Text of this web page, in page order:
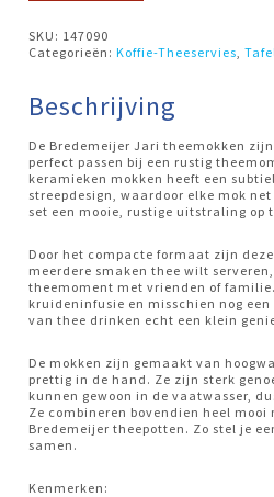
SKU: 147090
Categorieën:Koffie-Theeservies ,
Beschrijving
De Bredemeijer Jari theemokken
perfect passen bij een rustig
keramieken mokken heeft een
streepdesign, waardoor elke mok
set een mooie, rustige uitstraling op
Door het compacte formaat zijn
meerdere smaken thee wilt
theemoment met vrienden of
kruideninfusie en misschien nog
van thee drinken echt een klein
De mokken zijn gemaakt van
prettig in de hand. Ze zijn sterk
kunnen gewoon in de vaatwasser,
Ze combineren bovendien heel
Bredemeijer theepotten. Zo stel je
samen.
Kenmerken: